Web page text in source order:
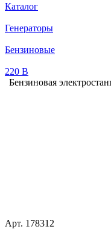
Каталог
Генераторы
Бензиновые
220 В
Бензиновая
Арт. 178312